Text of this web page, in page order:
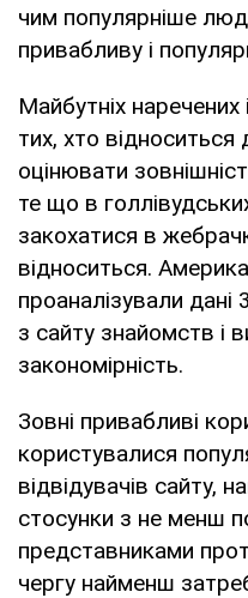
чим популярніше
привабливу і
Майбутніх наречених
тих, хто
оцінювати
те що в
закохатися в
відноситься.
проаналізували дані
з сайту знайомств і
закономірність.
Зовні привабливі
користувалися
відвідувачів сайту,
стосунки з не менш
представниками
чергу найменш